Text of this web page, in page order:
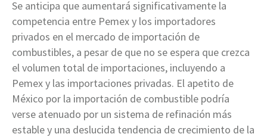
Se anticipa que aumentará significativamente la
competencia entre Pemex y los importadores
privados en el mercado de importación de
combustibles, a pesar de que no se espera que crezca
el volumen total de importaciones, incluyendo a
Pemex y las importaciones privadas. El apetito de
México por la importación de combustible podría
verse atenuado por un sistema de refinación más
estable y una deslucida tendencia de crecimiento de la